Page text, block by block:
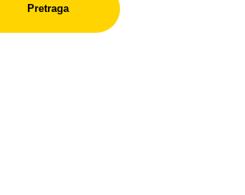
Pretraga